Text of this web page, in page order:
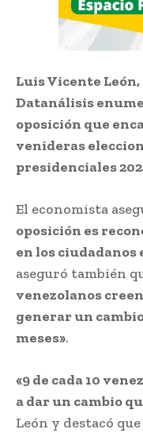
Luis Vicente
Datanálisis
oposición que
venideras
presidenciales
El economista
oposición es
en los
aseguró también
venezolanos
generar un
meses».
«9 de cada 10
a dar un cambio
León y destacó